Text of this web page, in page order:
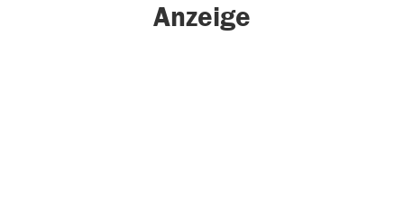
Anzeige